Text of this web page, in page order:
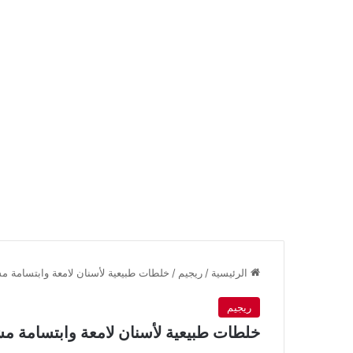
الرئيسية / ريجيم / خلطات طبيعية لأسنان لامعة وابتسامة
ريجيم
خلطات طبيعية لأسنان لامعة وابتسامة